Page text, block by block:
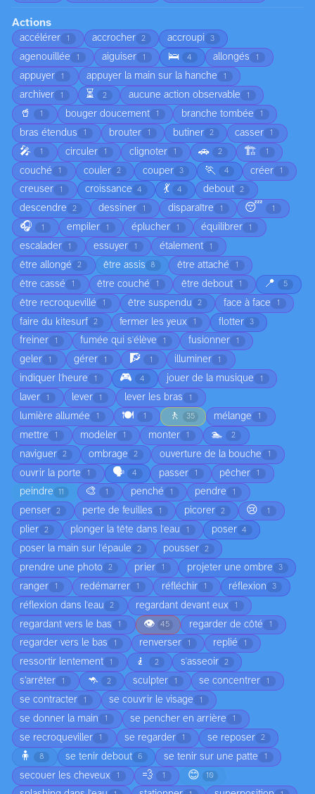
Actions
accélérer 1 accrocher 2 accroupi 3
agenouillée 1 aiguiser 1 🛌 4 allongés 1
appuyer 1 appuyer la main sur la hanche 1
archiver 1 ⏳ 2 aucune action observable 1
🥤 1 bouger doucement 1 branche tombée 1
bras étendus 1 brouter 1 butiner 2 casser 1
🎤 1 circuler 1 clignoter 1 🚗 2 🏗️ 1
couché 1 couler 2 couper 3 🏃 4 créer 1
creuser 1 croissance 4 💃 4 debout 2
descendre 2 dessiner 1 disparaître 1 😴 1
🎧 1 empiler 1 éplucher 1 équilibrer 1
escalader 1 essuyer 1 étalement 1
être allongé 2 être assis 8 être attaché 1
être cassé 1 être couché 1 être debout 1 📍 5
être recroquevillé 1 être suspendu 2 face à face 1
faire du kitesurf 2 fermer les yeux 1 flotter 3
freiner 1 fumée qui s'élève 1 fusionner 1
geler 1 gérer 1 🧗 1 illuminer 1
indiquer l'heure 1 🎮 4 jouer de la musique 1
laver 1 lever 1 lever les bras 1
lumière allumée 1 🍽️ 1 🚶 35 mélange 1
mettre 1 modeler 1 monter 1 🏊 2
naviguer 2 ombrage 2 ouverture de la bouche 1
ouvrir la porte 1 🗣️ 4 passer 1 pêcher 1
peindre 11 🎨 1 penché 1 pendre 1
penser 2 perte de feuilles 1 picorer 2 😢 1
plier 2 plonger la tête dans l'eau 1 poser 4
poser la main sur l'épaule 2 pousser 2
prendre une photo 2 prier 1 projeter une ombre 3
ranger 1 redémarrer 1 réfléchir 1 réflexion 3
réflexion dans l'eau 2 regardant devant eux 1
regardant vers le bas 1 👁️ 45 regarder de côté 1
regarder vers le bas 1 renverser 1 replié 1
ressortir lentement 1 🧎 2 s'asseoir 2
s’arrêter 1 🦘 2 sculpter 1 se concentrer 1
se contracter 1 se couvrir le visage 1
se donner la main 1 se pencher en arrière 1
se recroqueviller 1 se regarder 1 se reposer 2
🧍 8 se tenir debout 6 se tenir sur une patte 1
secouer les cheveux 1 💨 1 😊 10